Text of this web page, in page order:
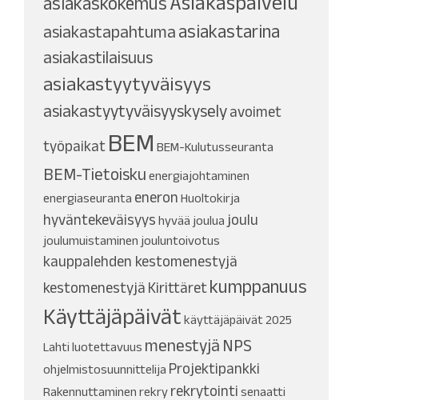
asiakastapahtuma asiakastarina
asiakastilaisuus
asiakastyytyväisyys
asiakastyytyväisyyskyselyavoimet
työpaikat BEM BEM-Kulutusseuranta
BEM-Tietoisku energiajohtaminen
energiaseuranta eneron Huoltokirja
hyväntekeväisyys hyvää joulua joulu
joulumuistaminen jouluntoivotus
kauppalehden kestomenestyjä
kestomenestyjä Kirittäretkumppanuus
Käyttäjäpäivät käyttäjäpäivät 2025
Lahti luotettavuus menestyjä NPS
ohjelmistosuunnittelija Projektipankki
Rakennuttaminen rekry rekrytointi senaatti